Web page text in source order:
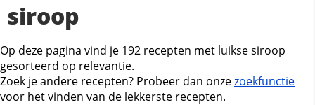
siroop
Op deze pagina vind je 192 recepten met luikse siroop
gesorteerd op relevantie.
Zoek je andere recepten? Probeer dan onzezoekfunctie
voor het vinden van de lekkerste recepten.